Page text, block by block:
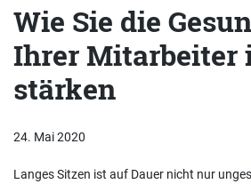
Wie Sie die
Ihrer Mitarbeiter
stärken
24. Mai 2020
Langes Sitzen ist auf Dauer nicht nur